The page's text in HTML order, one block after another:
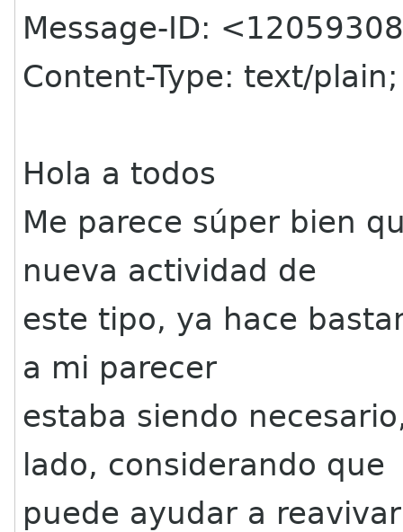
Message-ID:
Content-Type: text/
Hola a todos
Me parece súper bien
nueva actividad de
este tipo, ya hace
a mi parecer
estaba siendo
lado, considerando que
puede ayudar a